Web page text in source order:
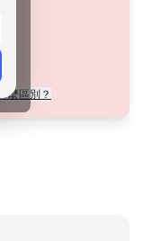
麼區別？
不嚴格，因此交易者應
行事並驗證安全措施。
許可證通常缺乏關鍵保
們對營運彈性很有吸引
易者構成較高的風險。